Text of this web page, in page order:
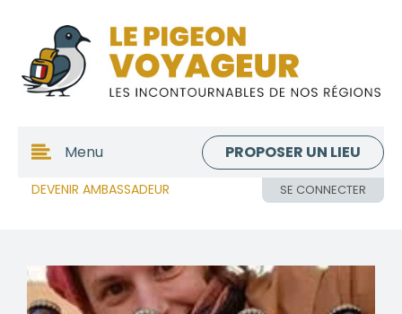
DEVENIR AMBASSADEUR SE CONNECTER
Menu PROPOSER UN LIEU